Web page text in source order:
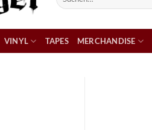
nach:
VINYL TAPES MERCHANDISE